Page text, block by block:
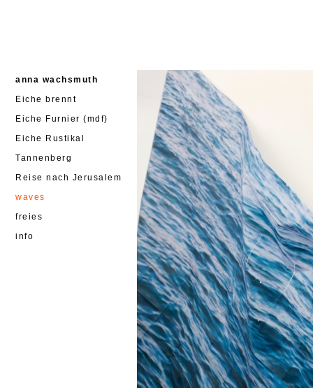
anna wachsmuth
Eiche brennt
Eiche Furnier (mdf)
Eiche Rustikal
Tannenberg
Reise nach Jerusalem
waves
freies
info